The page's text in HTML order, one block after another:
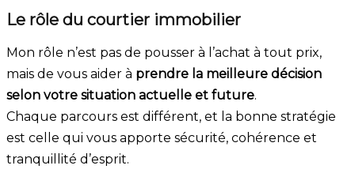
Le rôle du courtier immobilier
Mon rôle n’est pas de pousser à l’achat à tout prix,
mais de vous aider à prendre la meilleure décision
selon votre situation actuelle et future.
Chaque parcours est différent, et la bonne stratégie
est celle qui vous apporte sécurité, cohérence et
tranquillité d’esprit.